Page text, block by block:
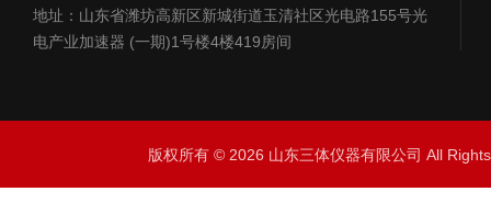
地址：山东省潍坊高新区新城街道玉清社区光电路155号光
电产业加速器 (一期)1号楼4楼419房间
版权所有 © 2026 山东三体仪器有限公司 All